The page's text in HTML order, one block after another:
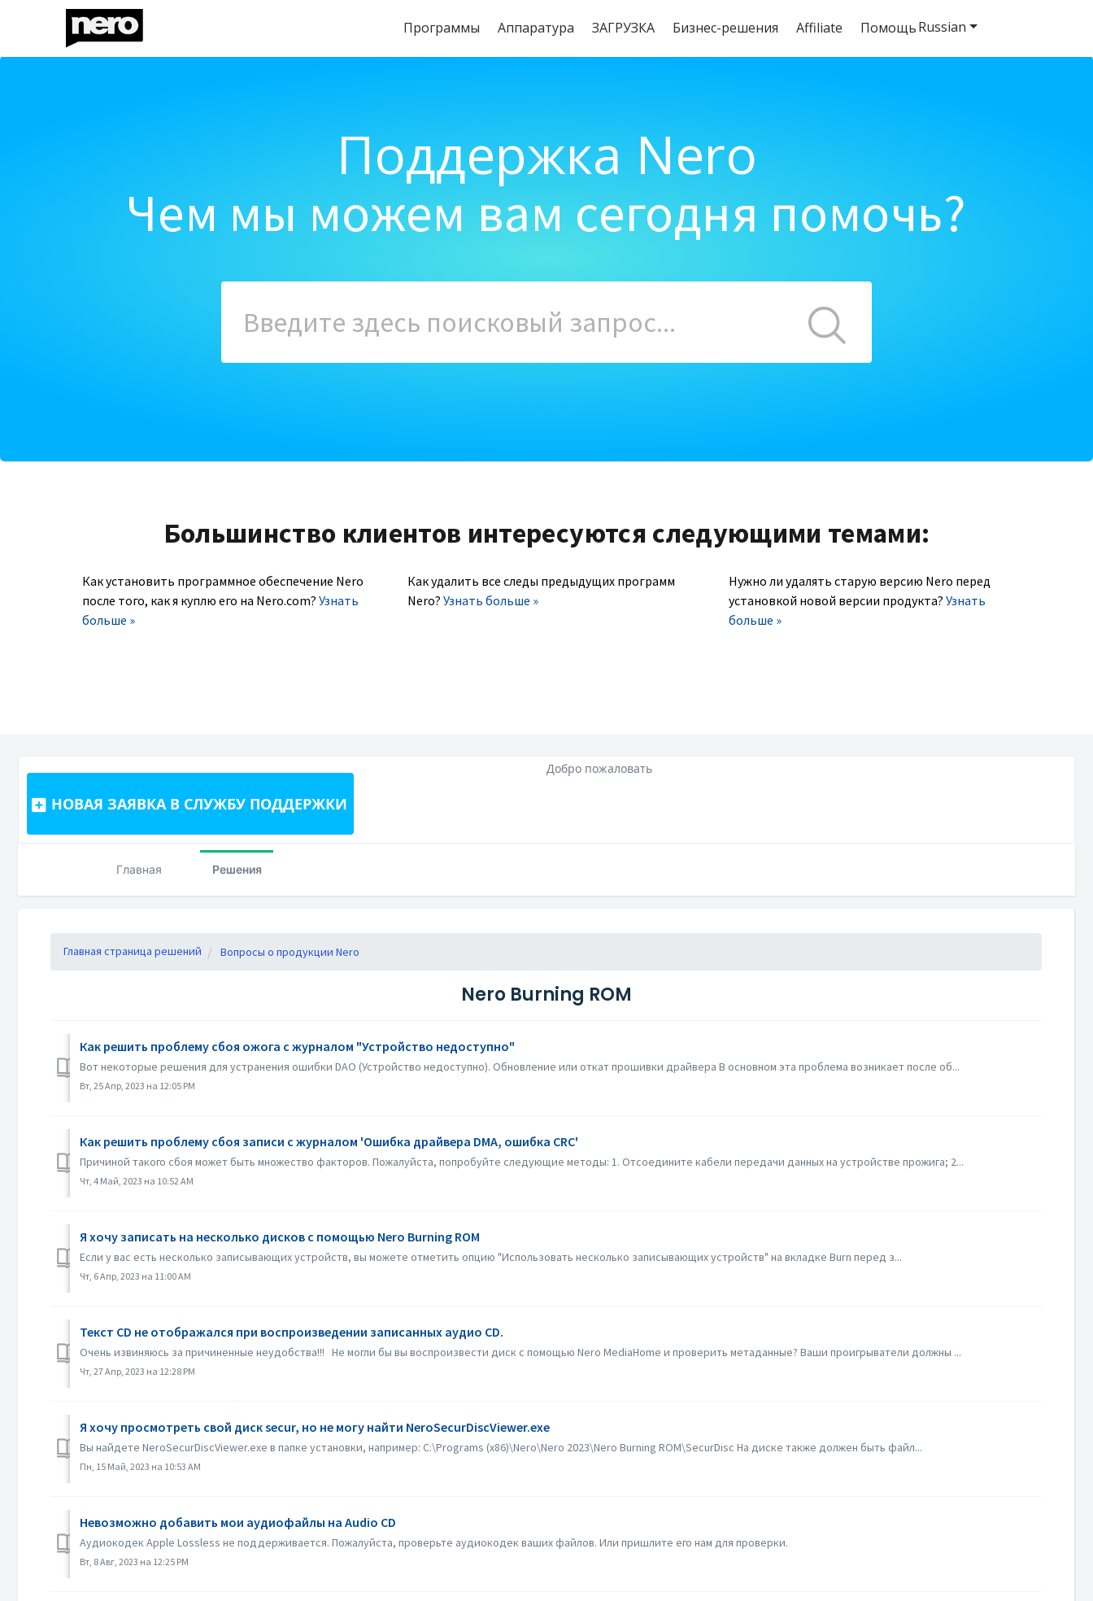
Программы Aппаратура ЗАГРУЗКА Бизнес-решения Affiliate Помощь
Поддержка Nero
Чем мы можем вам сегодня помочь?
Большинство клиентов интересуются следующими темами:
Как установить программное обеспечение Nero
после того, как я куплю его на Nero.com? Узнать
больше »
Как удалить все следы предыдущих программ
Nero? Узнать больше »
Нужно ли удалять старую версию Nero перед
установкой новой версии продукта? Узнать
больше »
НОВАЯ ЗАЯВКА В СЛУЖБУ ПОДДЕРЖКИ
Russian
Добро пожаловать
Главная Решения
Главная страница решений Вопросы о продукции Nero
Nero Burning ROM
Как решить проблему сбоя ожога с журналом "Устройство недоступно"
Вот некоторые решения для устранения ошибки DAO (Устройство недоступно). Обновление или откат прошивки драйвера В основном эта проблема возникает после об...
Вт, 25 Апр, 2023 на 12:05 PM
Как решить проблему сбоя записи с журналом 'Ошибка драйвера DMA, ошибка CRC'
Причиной такого сбоя может быть множество факторов. Пожалуйста, попробуйте следующие методы: 1. Отсоедините кабели передачи данных на устройстве прожига; 2...
Чт, 4 Май, 2023 на 10:52 AM
Я хочу записать на несколько дисков с помощью Nero Burning ROM
Если у вас есть несколько записывающих устройств, вы можете отметить опцию "Использовать несколько записывающих устройств" на вкладке Burn перед з...
Чт, 6 Апр, 2023 на 11:00 AM
Текст CD не отображался при воспроизведении записанных аудио CD.
Очень извиняюсь за причиненные неудобства!!! Не могли бы вы воспроизвести диск с помощью Nero MediaHome и проверить метаданные? Ваши проигрыватели должны ...
Чт, 27 Апр, 2023 на 12:28 PM
Я хочу просмотреть свой диск secur, но не могу найти NeroSecurDiscViewer.exe
Вы найдете NeroSecurDiscViewer.exe в папке установки, например: C:\Programs (x86)\Nero\Nero 2023\Nero Burning ROM\SecurDisc На диске также должен быть файл...
Пн, 15 Май, 2023 на 10:53 AM
Невозможно добавить мои аудиофайлы на Audio CD
Аудиокодек Apple Lossless не поддерживается. Пожалуйста, проверьте аудиокодек ваших файлов. Или пришлите его нам для проверки.
Вт, 8 Авг, 2023 на 12:25 PM